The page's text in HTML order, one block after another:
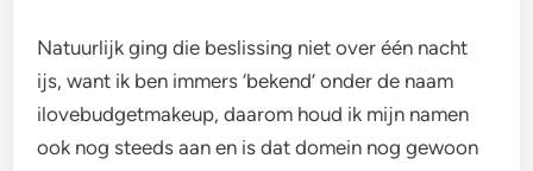
Natuurlijk ging die beslissing niet over één nacht
ijs, want ik ben immers ‘bekend’ onder de naam
ilovebudgetmakeup, daarom houd ik mijn namen
ook nog steeds aan en is dat domein nog gewoon